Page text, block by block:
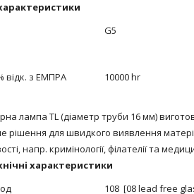
G5
відк. з ЕМПРА
10000 hr
лампа TL (діаметр труби 16 мм)
рішення для швидкого виявлення
напр. кримінології, філателії та
характеристики
108 [08 lead free